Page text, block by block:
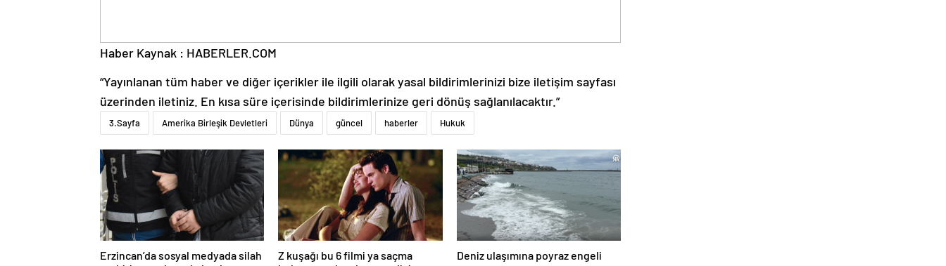
Haber Kaynak : HABERLER.COM
“Yayınlanan tüm haber ve diğer içerikler ile ilgili olarak yasal bildirimlerinizi bize iletişim sayfası
üzerinden iletiniz. En kısa süre içerisinde bildirimlerinize geri dönüş sağlanılacaktır.”
3.Sayfa Amerika Birleşik Devletleri Dünya güncel haberler Hukuk
Erzincan’da sosyal medyada silah
Z kuşağı bu 6 filmi ya saçma
Deniz ulaşımına poyraz engeli